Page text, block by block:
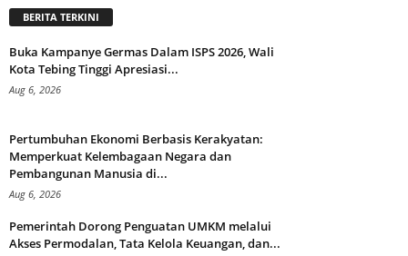
BERITA TERKINI
Buka Kampanye Germas Dalam ISPS 2026, Wali
Kota Tebing Tinggi Apresiasi...
Aug 6, 2026
Pertumbuhan Ekonomi Berbasis Kerakyatan:
Memperkuat Kelembagaan Negara dan
Pembangunan Manusia di...
Aug 6, 2026
Pemerintah Dorong Penguatan UMKM melalui
Akses Permodalan, Tata Kelola Keuangan, dan...